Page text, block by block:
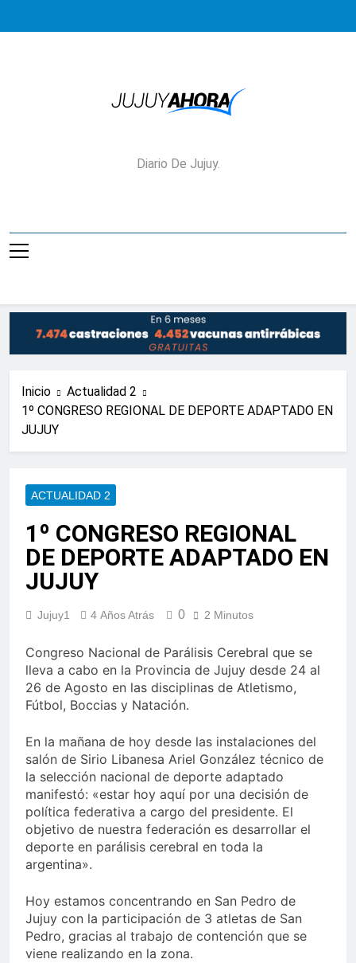
Jujuy Ahora!
Diario De Jujuy.
Inicio
Actualidad 2
1º CONGRESO REGIONAL DE DEPORTE ADAPTADO EN
JUJUY
ACTUALIDAD 2
1º CONGRESO REGIONAL
DE DEPORTE ADAPTADO EN
JUJUY
Jujuy1 4 Años Atrás 0 2 Minutos
Congreso Nacional de Parálisis Cerebral que se
lleva a cabo en la Provincia de Jujuy desde 24 al
26 de Agosto en las disciplinas de Atletismo,
Fútbol, Boccias y Natación.
En la mañana de hoy desde las instalaciones del
salón de Sirio Libanesa Ariel González técnico de
la selección nacional de deporte adaptado
manifestó: «estar hoy aquí por una decisión de
política federativa a cargo del presidente. El
objetivo de nuestra federación es desarrollar el
deporte en parálisis cerebral en toda la
argentina».
Hoy estamos concentrando en San Pedro de
Jujuy con la participación de 3 atletas de San
Pedro, gracias al trabajo de contención que se
viene realizando en la zona.